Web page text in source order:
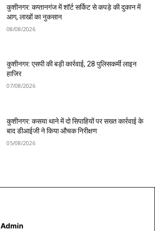
कुशीनगर: कप्तानगंज में शॉर्ट सर्किट से कपड़े की दुकान में
आग, लाखों का नुकसान
08/08/2026
कुशीनगर: एसपी की बड़ी कार्रवाई, 28 पुलिसकर्मी लाइन
हाजिर
07/08/2026
कुशीनगर: कसया थाने में दो सिपाहियों पर सख्त कार्रवाई के
बाद डीआईजी ने किया औचक निरीक्षण
05/08/2026
Admin